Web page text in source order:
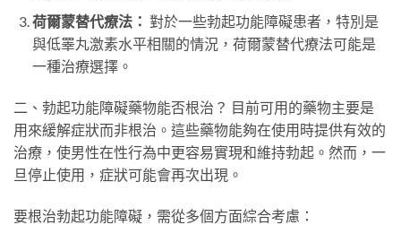
荷爾蒙替代療法： 對於一些勃起功能障礙患者，特別是
與低睪丸激素水平相關的情況，荷爾蒙替代療法可能是
一種治療選擇。
二、勃起功能障礙藥物能否根治？ 目前可用的藥物主要是
用來緩解症狀而非根治。這些藥物能夠在使用時提供有效的
治療，使男性在性行為中更容易實現和維持勃起。然而，一
旦停止使用，症狀可能會再次出現。
要根治勃起功能障礙，需從多個方面綜合考慮：